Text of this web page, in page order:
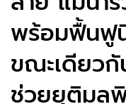
พร้อมฟื้นฟู
ขณะเดียว
ช่วยยุติมล